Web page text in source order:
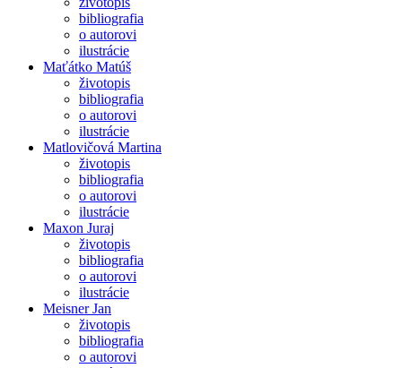
bibliografia
o autorovi
ilustrácie
Maťátko Matúš
životopis
bibliografia
o autorovi
ilustrácie
Matlovičová Martina
životopis
bibliografia
o autorovi
ilustrácie
Maxon Juraj
životopis
bibliografia
o autorovi
ilustrácie
Meisner Jan
životopis
bibliografia
o autorovi